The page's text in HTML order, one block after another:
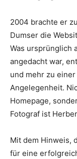
2004 brachte er
Dumser die
Was ursprünglich
angedacht war,
und mehr zu
Angelegenheit.
Homepage,
Fotograf ist
Mit dem Hinweis,
für eine